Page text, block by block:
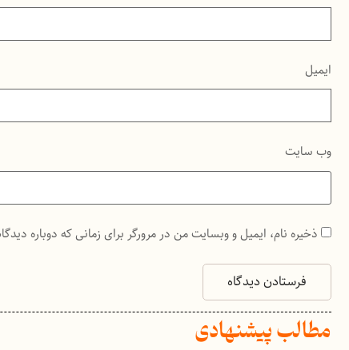
ایمیل
وب‌ سایت
ذخیره نام، ایمیل و وبسایت من در مرورگر برای زمانی که دوباره
مطالب پیشنهادی